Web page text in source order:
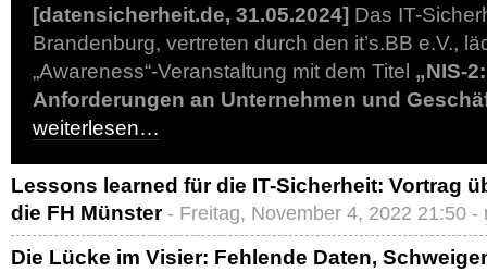
[datensicherheit.de, 31.05.2024] Das IT-
Brandenburg, vertreten durch den it’s.BB e.V.,
„Awareness“-Veranstaltung mit dem Titel „NIS-
Anforderungen an Unternehmen und
weiterlesen…
Lessons learned für die IT-Sicherheit: Vortrag
die FH Münster - Freitag, November 4, 2022 21:50 -
Die Lücke im Visier: Fehlende Daten,